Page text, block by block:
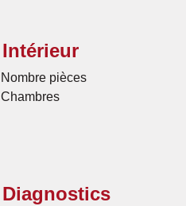
Intérieur
Nombre pièces
Chambres
Diagnostics